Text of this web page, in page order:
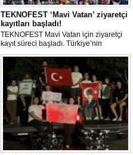
TEKNOFEST ‘Mavi Vatan’ ziyaretçi
kayıtları başladı!
TEKNOFEST Mavi Vatan için ziyaretçi
kayıt süreci başladı. Türkiye’nin
denizcilik ve savunma teknolojilerine
odaklanan etkinliği, 20-23 Ağustos
tarihleri arasında Gölcük Tersanesi
Komutanlığı’nda gerçekleştirilecek.